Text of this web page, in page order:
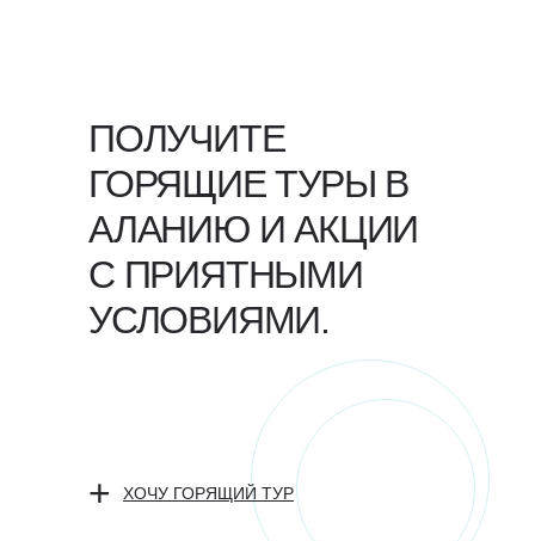
ПОЛУЧИТЕ
ГОРЯЩИЕ ТУРЫ В
АЛАНИЮ И АКЦИИ
С ПРИЯТНЫМИ
УСЛОВИЯМИ.
ХОЧУ ГОРЯЩИЙ ТУР
+